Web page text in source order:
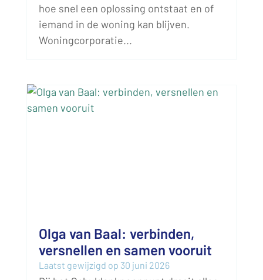
hoe snel een oplossing ontstaat en of
iemand in de woning kan blijven.
Woningcorporatie...
Olga van Baal: verbinden,
versnellen en samen vooruit
Laatst gewijzigd op 30 juni 2026